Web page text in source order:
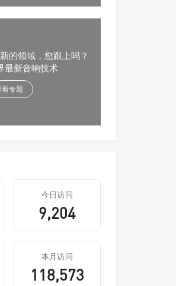
的领域，您跟上吗？
最新音响技术
看专题
今日访问
9,204
本月访问
118,573